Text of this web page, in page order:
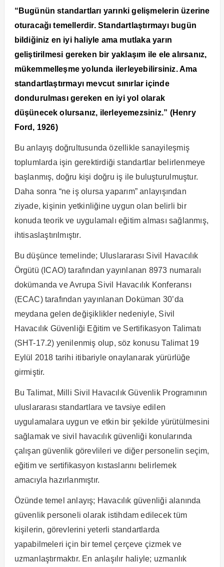
“Bugünün standartları yarınki gelişmelerin üzerine
oturacağı temellerdir. Standartlaştırmayı bugün
bildiğiniz en iyi haliyle ama mutlaka yarın
geliştirilmesi gereken bir yaklaşım ile ele alırsanız,
mükemmelleşme yolunda ilerleyebilirsiniz. Ama
standartlaştırmayı mevcut sınırlar içinde
dondurulması gereken en iyi yol olarak
düşünecek olursanız, ilerleyemezsiniz.” (Henry
Ford, 1926)
Bu anlayış doğrultusunda özellikle sanayileşmiş
toplumlarda işin gerektirdiği standartlar belirlenmeye
başlanmış, doğru kişi doğru iş ile buluşturulmuştur.
Daha sonra “ne iş olursa yaparım” anlayışından
ziyade, kişinin yetkinliğine uygun olan belirli bir
konuda teorik ve uygulamalı eğitim alması sağlanmış,
ihtisaslaştırılmıştır.
Bu düşünce temelinde; Uluslararası Sivil Havacılık
Örgütü (ICAO) tarafından yayınlanan 8973 numaralı
dokümanda ve Avrupa Sivil Havacılık Konferansı
(ECAC) tarafından yayınlanan Doküman 30’da
meydana gelen değişiklikler nedeniyle, Sivil
Havacılık Güvenliği Eğitim ve Sertifikasyon Talimatı
(SHT-17.2) yenilenmiş olup, söz konusu Talimat 19
Eylül 2018 tarihi itibariyle onaylanarak yürürlüğe
girmiştir.
Bu Talimat, Milli Sivil Havacılık Güvenlik Programının
uluslararası standartlara ve tavsiye edilen
uygulamalara uygun ve etkin bir şekilde yürütülmesini
sağlamak ve sivil havacılık güvenliği konularında
çalışan güvenlik görevlileri ve diğer personelin seçim,
eğitim ve sertifikasyon kıstaslarını belirlemek
amacıyla hazırlanmıştır.
Özünde temel anlayış; Havacılık güvenliği alanında
güvenlik personeli olarak istihdam edilecek tüm
kişilerin, görevlerini yeterli standartlarda
yapabilmeleri için bir temel çerçeve çizmek ve
uzmanlaştırmaktır. En anlaşılır haliyle; uzmanlık